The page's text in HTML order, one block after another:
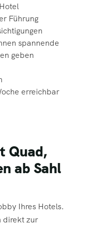
Führung
spannende
geben
erreichbar
Quad,
ab Sahl
Ihres Hotels.
direkt zur